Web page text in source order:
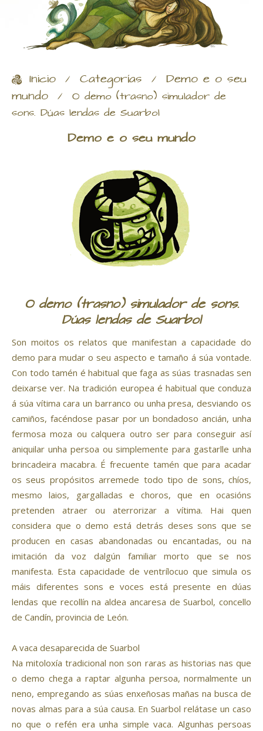
Inicio / Categorías / Demo e o seu
mundo / O demo (trasno) simulador de
sons. Dúas lendas de Suarbol
Demo e o seu mundo
O demo (trasno) simulador de sons.
Dúas lendas de Suarbol
Son moitos os relatos que manifestan a capacidade do
demo para mudar o seu aspecto e tamaño á súa vontade.
Con todo tamén é habitual que faga as súas trasnadas sen
deixarse ver. Na tradición europea é habitual que conduza
á súa vítima cara un barranco ou unha presa, desviando os
camiños, facéndose pasar por un bondadoso ancián, unha
fermosa moza ou calquera outro ser para conseguir así
aniquilar unha persoa ou simplemente para gastarlle unha
brincadeira macabra. É frecuente tamén que para acadar
os seus propósitos arremede todo tipo de sons, chíos,
mesmo laios, gargalladas e choros, que en ocasións
pretenden atraer ou aterrorizar a vítima. Hai quen
considera que o demo está detrás deses sons que se
producen en casas abandonadas ou encantadas, ou na
imitación da voz dalgún familiar morto que se nos
manifesta. Esta capacidade de ventrílocuo que simula os
máis diferentes sons e voces está presente en dúas
lendas que recollín na aldea ancaresa de Suarbol, concello
de Candín, provincia de León.
A vaca desaparecida de Suarbol
Na mitoloxía tradicional non son raras as historias nas que
o demo chega a raptar algunha persoa, normalmente un
neno, empregando as súas enxeñosas mañas na busca de
novas almas para a súa causa. En Suarbol relátase un caso
no que o refén era unha simple vaca. Algunhas persoas